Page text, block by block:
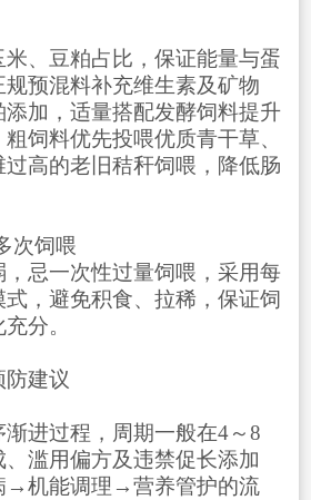
、豆粕占比，保证能量与蛋
预混料补充维生素及矿物
添加，适量搭配发酵饲料提升
饲料优先投喂优质青干草、
高的老旧秸秆饲喂，降低肠
次饲喂
忌一次性过量饲喂，采用每
式，避免积食、拉稀，保证饲
分。
防建议
进过程，周期一般在4～8
滥用偏方及违禁促长添加
→机能调理→营养管护的流